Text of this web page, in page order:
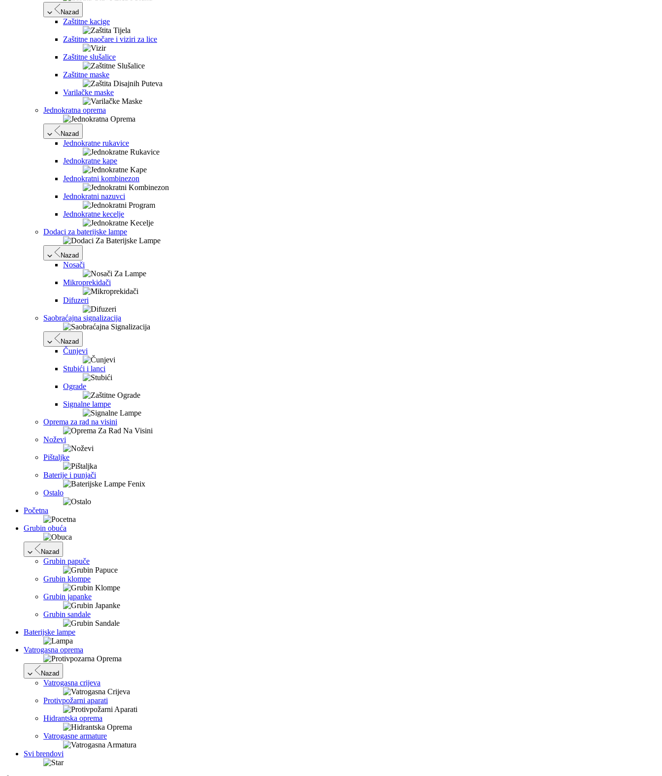
Nazad
Zaštitne kacige
Zaštitne naočare i viziri za lice
Zaštitne slušalice
Zaštitne maske
Varilačke maske
Jednokratna oprema
Nazad
Jednokratne rukavice
Jednokratne kape
Jednokratni kombinezon
Jednokratni nazuvci
Jednokratne kecelje
Dodaci za baterijske lampe
Nazad
Nosači
Mikroprekidači
Difuzeri
Saobraćajna signalizacija
Nazad
Čunjevi
Stubići i lanci
Ograde
Signalne lampe
Oprema za rad na visini
Noževi
Pištaljke
Baterije i punjači
Ostalo
Početna
Grubin obuća
Nazad
Grubin papuče
Grubin klompe
Grubin japanke
Grubin sandale
Baterijske lampe
Vatrogasna oprema
Nazad
Vatrogasna crijeva
Protivpožarni aparati
Hidrantska oprema
Vatrogasne armature
Svi brendovi